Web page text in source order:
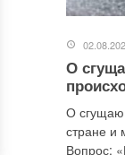
О
О
стране и
Вопрос: